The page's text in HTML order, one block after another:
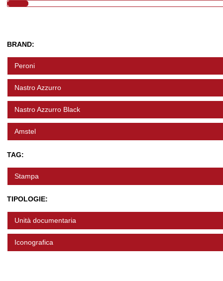
BRAND:
Peroni
Nastro Azzurro
Nastro Azzurro Black
Amstel
TAG:
Stampa
TIPOLOGIE:
Unità documentaria
Iconografica